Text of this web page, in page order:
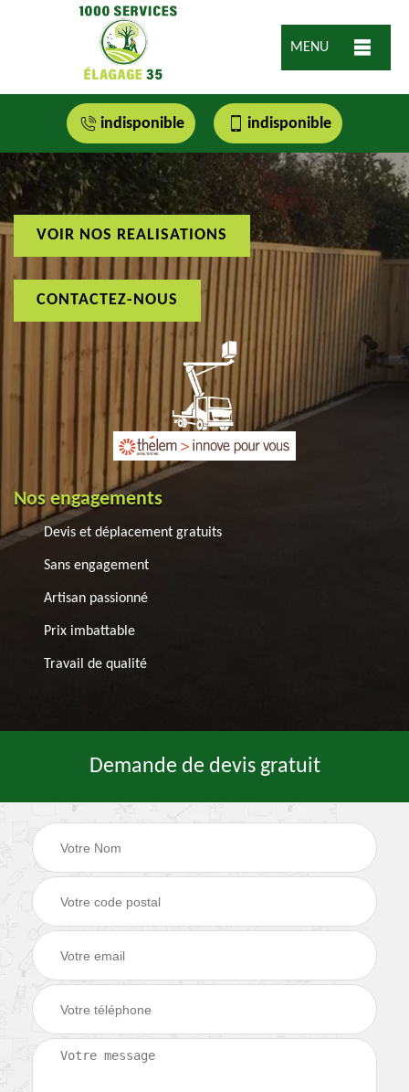
MENU
indisponible indisponible
VOIR NOS REALISATIONS
CONTACTEZ-NOUS
Nos engagements
Devis et déplacement gratuits
Sans engagement
Artisan passionné
Prix imbattable
Travail de qualité
Demande de devis gratuit